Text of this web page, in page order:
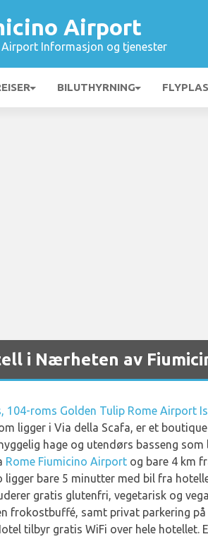
Airport
Airport Informasjon og tjenester
BILUTHYRNING
i Nærheten av
104-roms Golden Tulip Rome Airport
ligger i Via della Scafa, er et
hage og utendørs basseng som
Rome Fiumicino Airport og bare 4 km
ligger bare 5 minutter med bil fra
gratis glutenfri, vegetarisk og
frokostbuffé, samt privat parkering på
tilbyr gratis WiFi over hele hotellet.